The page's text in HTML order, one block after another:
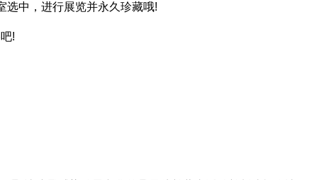
选中，进行展览并永久珍藏哦!
!